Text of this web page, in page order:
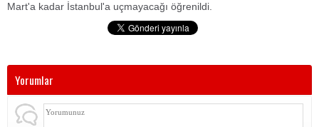
Mart'a kadar İstanbul'a uçmayacağı öğrenildi.
Yorumlar